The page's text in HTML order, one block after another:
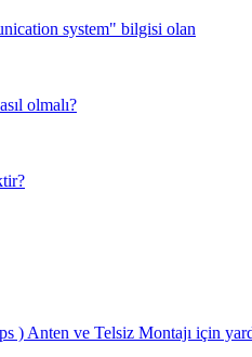
system" bilgisi olan
olmalı?
) Anten ve Telsiz Montajı için